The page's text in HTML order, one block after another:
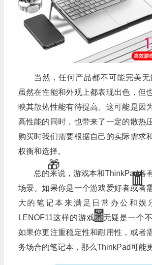
当然，任何产品都不可能完美无
虽然在性能和外观上都表现出色，但
映其散热性能有待提高。这可能是因
高性能的同时，也带来了一定的散热
购买时我们需要根据自己的实际需求
权衡和选择。
总的来说，游戏本和ThinkPad各
场景。如果你是一个游戏爱好者或者
大的笔记本来满足日常办公和娱
LENOF11这样的游戏本无疑是一个
如果你更注重稳定性和耐用性，或者
务场合的笔记本，那么ThinkPad可能